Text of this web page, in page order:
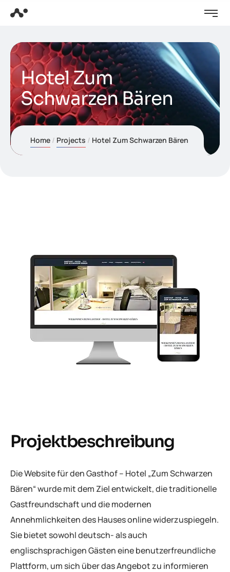
Hotel Zum
Schwarzen Bären
Home Projects Hotel Zum Schwarzen Bären
Projektbeschreibung
Die Website für den Gasthof – Hotel „Zum Schwarzen
Bären“ wurde mit dem Ziel entwickelt, die traditionelle
Gastfreundschaft und die modernen
Annehmlichkeiten des Hauses online widerzuspiegeln.
Sie bietet sowohl deutsch- als auch
englischsprachigen Gästen eine benutzerfreundliche
Plattform, um sich über das Angebot zu informieren